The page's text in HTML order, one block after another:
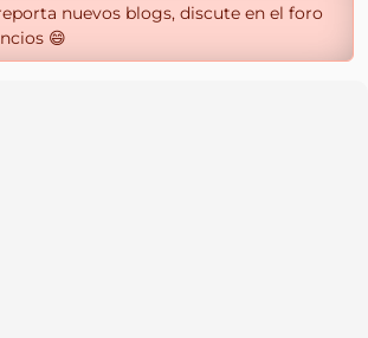
nuevos blogs, discute en el foro
😄